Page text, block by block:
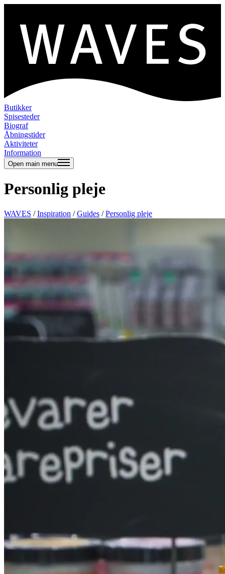
Butikker
Spisesteder
Biograf
Åbningstider
Aktiviteter
Information
Open main menu
Personlig pleje
WAVES /Inspiration /Guides /Personlig pleje